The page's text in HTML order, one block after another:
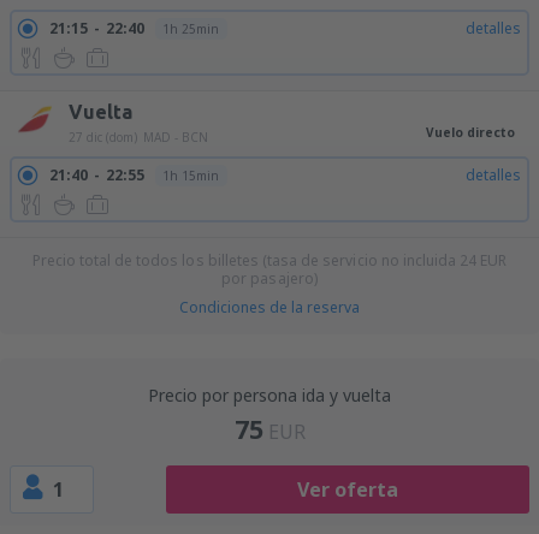
21:15 22:40 1h 25min detalles
Vuelta
27 dic (dom) MAD - BCN Vuelo directo
21:40 22:55 1h 15min detalles
Precio total de todos los billetes (tasa de servicio no incluida 24 EUR
por pasajero)
Condiciones de la reserva
Precio por persona ida y vuelta
75 EUR
1 Ver oferta